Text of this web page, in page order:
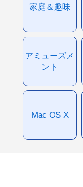
家庭＆趣味
アミューズメ
ント
Mac OS X